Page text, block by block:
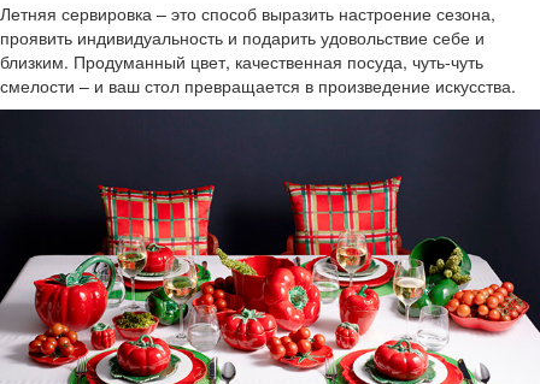
Летняя сервировка – это способ выразить настроение сезона,
проявить индивидуальность и подарить удовольствие себе и
близким. Продуманный цвет, качественная посуда, чуть-чуть
смелости – и ваш стол превращается в произведение искусства.